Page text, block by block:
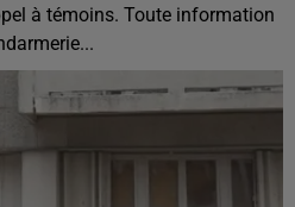
à témoins. Toute information